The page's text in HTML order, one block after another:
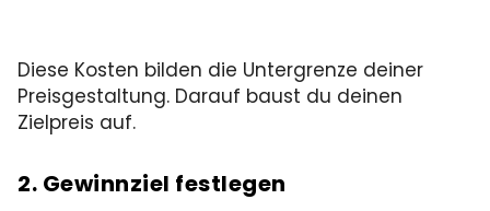
Diese Kosten bilden die Untergrenze deiner
Preisgestaltung. Darauf baust du deinen
Zielpreis auf.
2. Gewinnziel festlegen